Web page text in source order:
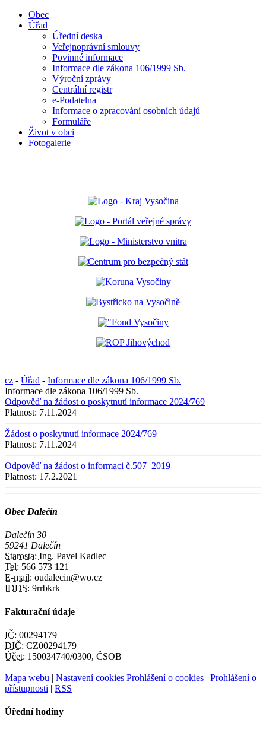
Obec
Úřad
Úřední deska
Veřejnoprávní smlouvy
Povinné informace
Informace dle zákona 106/1999 Sb.
Výroční zprávy
Centrální registr
e-Podatelna
Informace o zpracování osobních údajů
Formuláře
Život v obci
Fotogalerie
cz - Úřad - Informace dle zákona 106/1999 Sb.
Informace dle zákona 106/1999 Sb.
Odpověď na žádost o poskytnutí informace 2024/769
Platnost: 7.11.2024
Žádost o poskytnutí informace 2024/769
Platnost: 7.11.2024
Odpověď na žádost o informaci č.507–2019
Platnost: 17.2.2021
Obec Dalečín
Dalečín 30
59241 Dalečín
Starosta: Ing. Pavel Kadlec
Tel: 566 573 121
E-mail: oudalecin@wo.cz
IDDS: 9rrbkrk
Fakturační údaje
IČ: 00294179
DIČ: CZ00294179
Účet: 150034740/0300, ČSOB
Mapa webu | Nastavení cookies Prohlášení o cookies | Prohlášení o
přístupnosti | RSS
Úřední hodiny